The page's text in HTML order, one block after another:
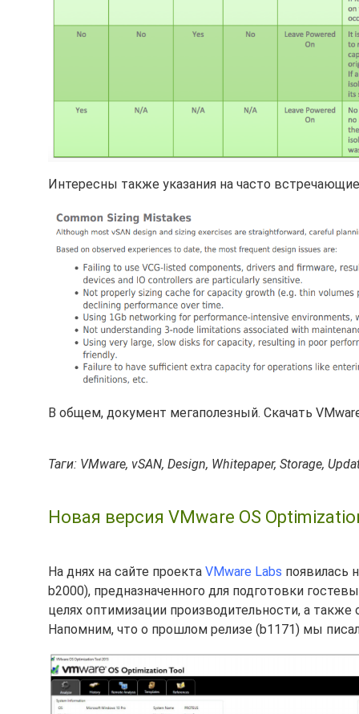
Интересны также указания на часто
В общем, документ мегаполезный. Скачать
Таги: VMware, vSAN, Design, Whitepaper, Storage,
Новая версия VMware OS
На днях на сайте проекта VMware Labs появилась
b2000), предназначенного для подготовки
целях оптимизации производительности, а
Напомним, что о прошлом релизе (b1171) мы